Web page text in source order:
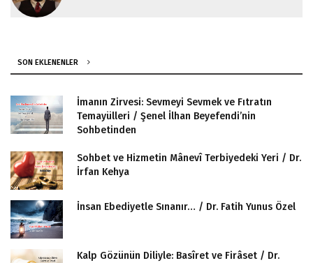
SON EKLENENLER
İmanın Zirvesi: Sevmeyi Sevmek ve Fıtratın
Temayülleri / Şenel İlhan Beyefendi’nin
Sohbetinden
Sohbet ve Hizmetin Mânevî Terbiyedeki Yeri / Dr.
İrfan Kehya
İnsan Ebediyetle Sınanır… / Dr. Fatih Yunus Özel
Kalp Gözünün Diliyle: Basîret ve Firâset / Dr.